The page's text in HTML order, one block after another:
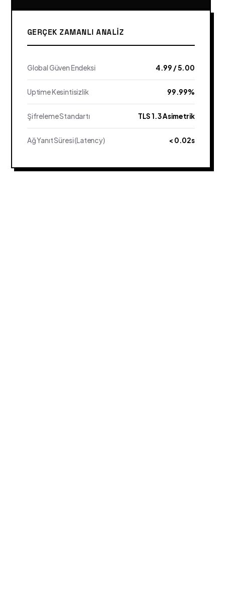
GERÇEK ZAMANLI ANALIZ
Global Güven Endeksi 4.99 / 5.00
Uptime Kesintisizlik 99.99%
Şifreleme Standartı TLS 1.3 Asimetrik
Ağ Yanıt Süresi (Latency) < 0.02s